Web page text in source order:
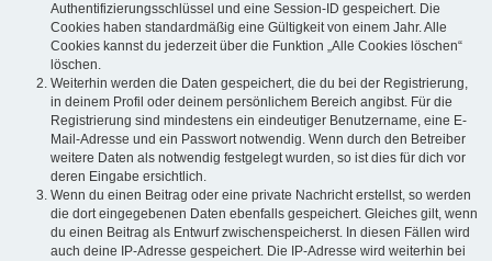
Authentifizierungsschlüssel und eine Session-ID gespeichert. Die
Cookies haben standardmäßig eine Gültigkeit von einem Jahr. Alle
Cookies kannst du jederzeit über die Funktion „Alle Cookies löschen“
löschen.
Weiterhin werden die Daten gespeichert, die du bei der Registrierung,
in deinem Profil oder deinem persönlichem Bereich angibst. Für die
Registrierung sind mindestens ein eindeutiger Benutzername, eine E-
Mail-Adresse und ein Passwort notwendig. Wenn durch den Betreiber
weitere Daten als notwendig festgelegt wurden, so ist dies für dich vor
deren Eingabe ersichtlich.
Wenn du einen Beitrag oder eine private Nachricht erstellst, so werden
die dort eingegebenen Daten ebenfalls gespeichert. Gleiches gilt, wenn
du einen Beitrag als Entwurf zwischenspeicherst. In diesen Fällen wird
auch deine IP-Adresse gespeichert. Die IP-Adresse wird weiterhin bei